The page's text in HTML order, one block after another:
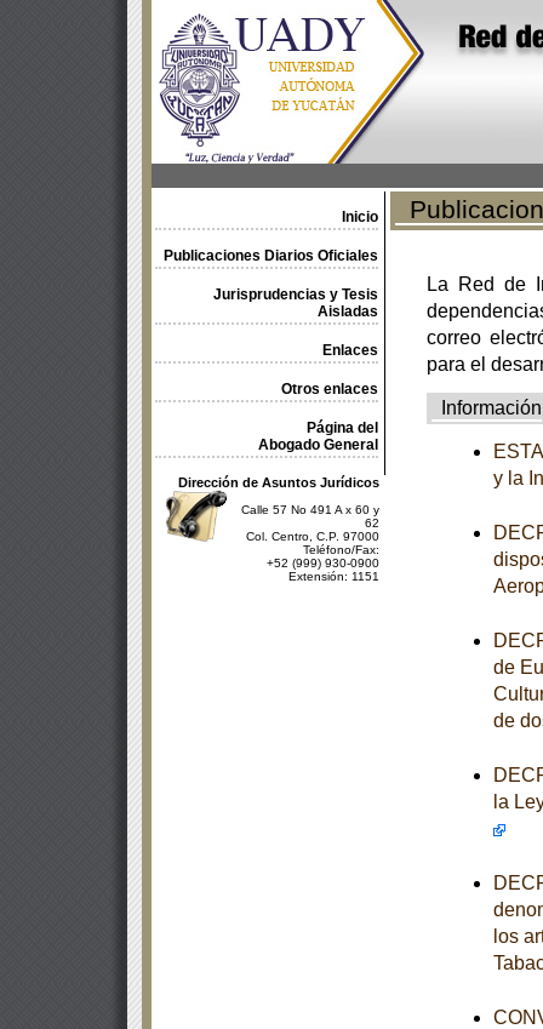
Inicio
Publicaciones Diarios Oficiales
Jurisprudencias y Tesis
Aisladas
Enlaces
Otros enlaces
Página del
Abogado General
Dirección de Asuntos Jurídicos
Calle 57 No 491 A x 60 y
62
Col. Centro, C.P. 97000
Teléfono/Fax:
+52 (999) 930-0900
Extensión: 1151
La Red de
correo
para el
Información
y la
de
de
la
los